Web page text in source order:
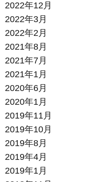
2022年12月
2022年3月
2022年2月
2021年8月
2021年7月
2021年1月
2020年6月
2020年1月
2019年11月
2019年10月
2019年8月
2019年4月
2019年1月